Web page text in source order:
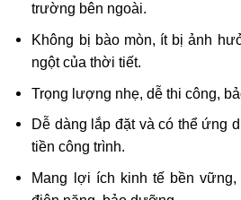
trường bên ngoài.
Không bị bào mòn, ít bị ảnh
ngột của thời tiết.
Trọng lượng nhẹ, dễ thi công,
Dễ dàng lắp đặt và có thể ứng
tiền công trình.
Mang lợi ích kinh tế bền